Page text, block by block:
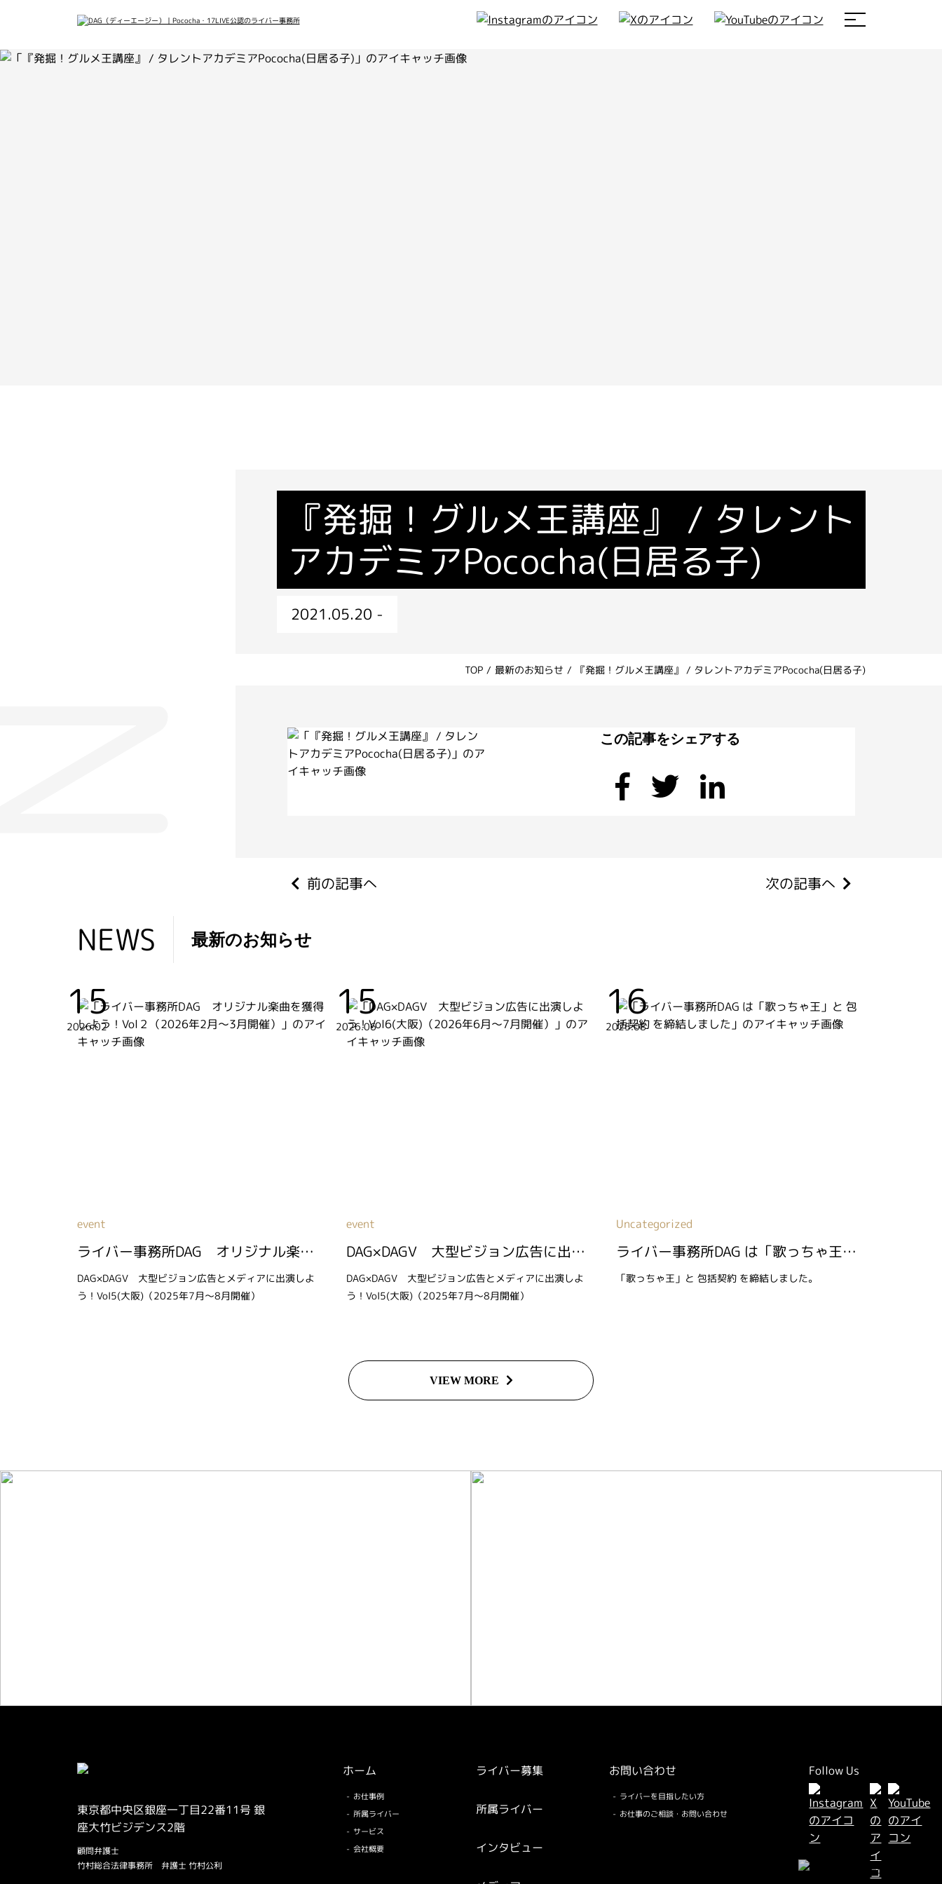
会社概要
メディア
『発掘！グルメ王講座』 / タレント
アカデミアPococha(日居る子)
2021.05.20 -
TOP / 最新のお知らせ / 『発掘！グルメ王講座』 / タレントアカデミアPococha(日居る子)
この記事をシェアする
前の記事へ 次の記事へ
NEWS 最新のお知らせ
15
2026.02
event
ライバー事務所DAG オリジナル楽曲を獲得しよう！Vol２（2026年2月～3月開催）
DAG×DAGV 大型ビジョン広告とメディアに出演しよ
う！Vol5(大阪)（2025年7月～8月開催）
15
2026.06
event
DAG×DAGV 大型ビジョン広告に出演しよう！Vol6(大阪)（2026年6月～7月開催）
DAG×DAGV 大型ビジョン広告とメディアに出演しよ
う！Vol5(大阪)（2025年7月～8月開催）
16
2025.08
Uncategorized
ライバー事務所DAG は「歌っちゃ王」と 包括契約 を締結しました
「歌っちゃ王」と 包括契約 を締結しました。
VIEW MORE
東京都中央区銀座一丁目22番11号 銀
座大竹ビジデンス2階
顧問弁護士
竹村総合法律事務所 弁護士 竹村公利
ホーム
お仕事例
所属ライバー
サービス
会社概要
ライバー募集
所属ライバー
インタビュー
お問い合わせ
ライバーを目指したい方
お仕事のご相談・お問い合わせ
Follow Us